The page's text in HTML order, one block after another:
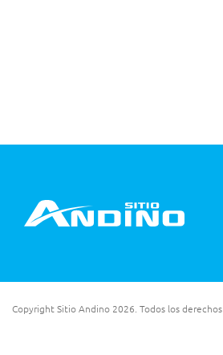
Copyright Sitio Andino 2026. Todos los derechos